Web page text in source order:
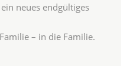
neues endgültiges
– in die Familie.